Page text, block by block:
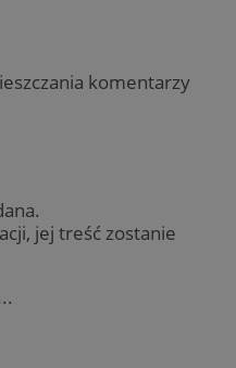
komentarzy
jej treść zostanie